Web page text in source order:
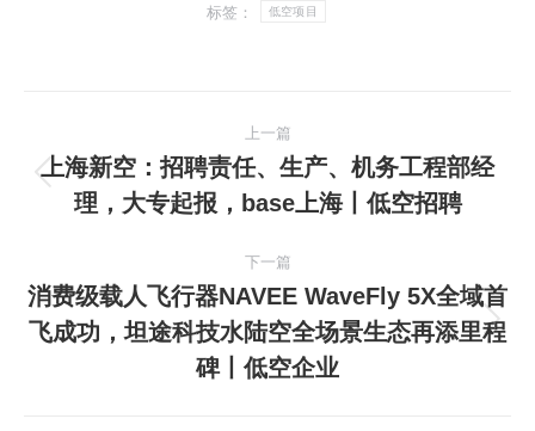
标签：
低空项目
章
航
上一篇
一
篇
文
章：
上海新空：招聘责任、生产、机务工程部经
理，大专起报，base上海丨低空招聘
下一篇
下
一
消费级载人飞行器NAVEE WaveFly 5X全域首
飞成功，坦途科技水陆空全场景生态再添里程
碑丨低空企业